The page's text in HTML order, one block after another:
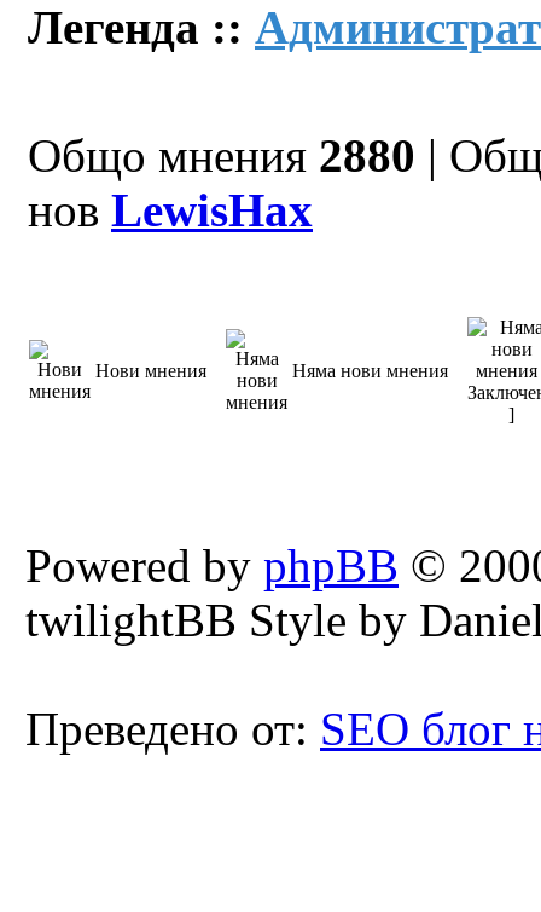
Легенда ::
Общо мнения 2880 |
нов LewisHax
Нови мнения Няма нови мнения
Powered by phpBB ©
twilightBB Style by
Преведено от: SEO блог